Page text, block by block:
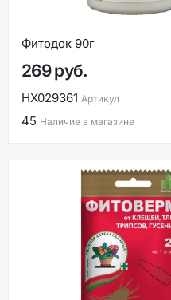
Фитодок 90г
269 руб.
НХ029361 Артикул
45 Наличие в магазине